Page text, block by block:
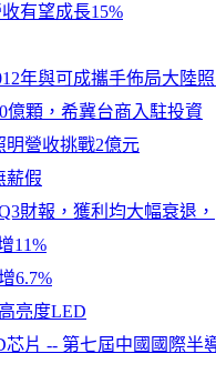
有望成長15%
年與可成攜手佈局大陸
億顆，希冀台商入駐投資
明營收挑戰2億元
薪假
財報，獲利均大幅衰退，
11%
6.7%
亮度LED
片 -- 第七屆中國國際半